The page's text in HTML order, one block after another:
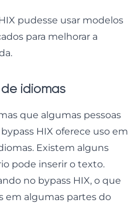
pudesse usar modelos
para melhorar a
idiomas
que algumas pessoas
HIX oferece uso em
Existem alguns
pode inserir o texto.
no bypass HIX, o que
em algumas partes do